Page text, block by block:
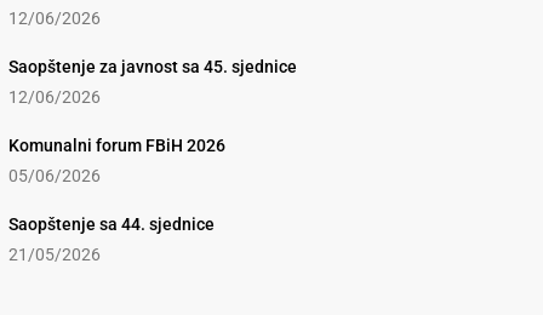
12/06/2026
Saopštenje za javnost sa 45. sjednice
12/06/2026
Komunalni forum FBiH 2026
05/06/2026
Saopštenje sa 44. sjednice
21/05/2026